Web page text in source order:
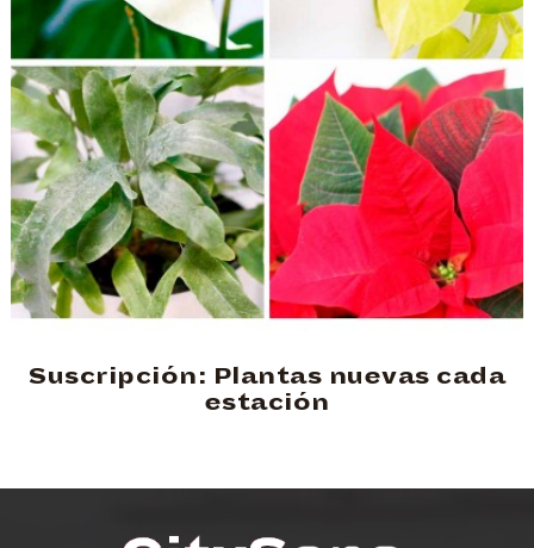
Suscripción: Plantas nuevas cada
estación